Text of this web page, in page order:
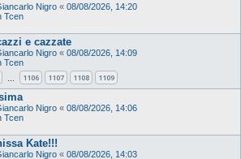
Nigro « 08/08/2026, 14:20
Tcen
e cazzate
Nigro « 08/08/2026, 14:09
Tcen
1106 1107 1108 1109
Nigro « 08/08/2026, 14:06
Tcen
Kate!!!
Nigro « 08/08/2026, 14:03